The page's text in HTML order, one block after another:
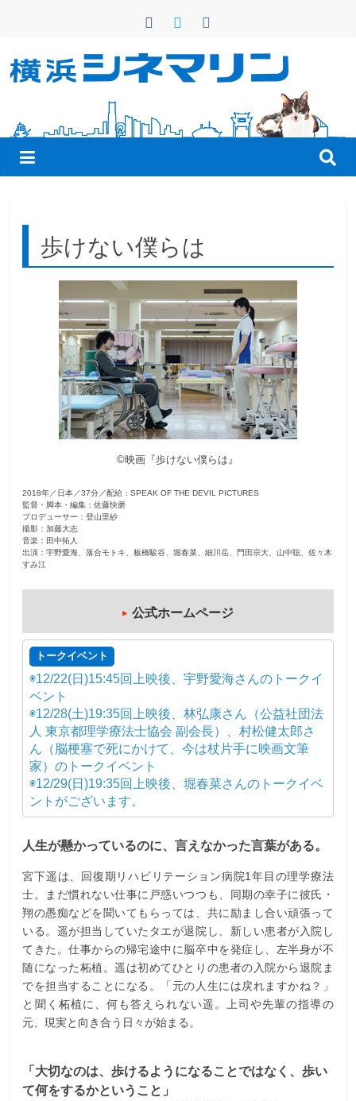
ン
横
浜
シ
ネ
マ
こ
街
で
歩けない僕らは
©映画『歩けない僕らは』
2018年／日本／37分／配給：SPEAK OF THE DEVIL PICTURES
監督・脚本・編集：佐藤快磨
プロデューサー：登山里紗
撮影：加藤大志
音楽：田中拓人
出演：宇野愛海、落合モトキ、板橋駿谷、堀春菜、細川岳、門田宗大、山中聡、佐々木
すみ江
公式ホームページ
トークイベント
◉12/22(日)15:45回上映後、宇野愛海さんのトークイ
ベント
◉12/28(土)19:35回上映後、林弘康さん（公益社団法
人 東京都理学療法士協会 副会長）、村松健太郎さ
ん（脳梗塞で死にかけて、今は杖片手に映画文筆
家）のトークイベント
◉12/29(日)19:35回上映後、堀春菜さんのトークイベ
ントがございます。
人生が懸かっているのに、言えなかった言葉がある。
宮下遥は、回復期リハビリテーション病院1年目の理学療法
士。まだ慣れない仕事に戸惑いつつも、同期の幸子に彼氏・
翔の愚痴などを聞いてもらっては、共に励まし合い頑張って
いる。遥が担当していたタエが退院し、新しい患者が入院し
てきた。仕事からの帰宅途中に脳卒中を発症し、左半身が不
随になった柘植。遥は初めてひとりの患者の入院から退院ま
でを担当することになる。「元の人生には戻れますかね？」
と聞く柘植に、何も答えられない遥。上司や先輩の指導の
元、現実と向き合う日々が始まる。
「大切なのは、歩けるようになることではなく、歩い
て何をするかということ」